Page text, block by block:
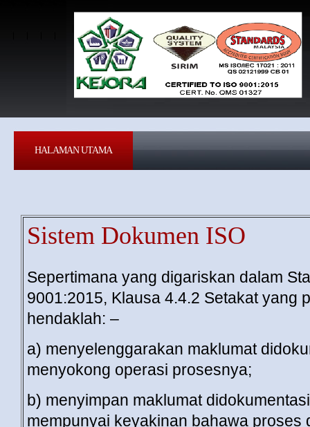
HALAMAN UTAMA
Sistem Dokumen ISO
Sepertimana yang digariskan dalam
9001:2015, Klausa 4.4.2 Setakat yang
hendaklah: –
a) menyelenggarakan maklumat
menyokong operasi prosesnya;
b) menyimpan maklumat
mempunyai keyakinan bahawa proses